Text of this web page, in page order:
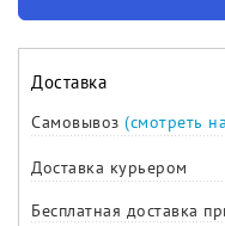
Доставка
Самовывоз (смотреть
Доставка курьером
Бесплатная доставка